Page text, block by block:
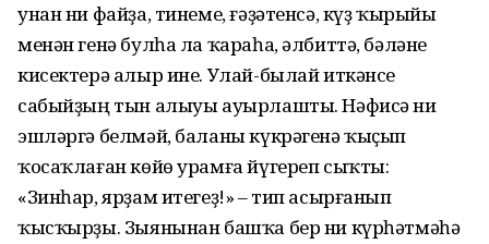
унан ни файҙа, тинеме, ғәҙәтенсә, күҙ ҡырыйы
менән генә булһа ла ҡараһа, әлбиттә, бәләне
кисектерә алыр ине. Улай-былай иткәнсе
сабыйҙың тын алыуы ауырлашты. Нәфисә ни
эшләргә белмәй, баланы күкрәгенә ҡыҫып
ҡосаҡлаған көйө урамға йүгереп сыҡты:
«Зинһар, ярҙам итегеҙ!» – тип асырғанып
ҡысҡырҙы. Зыянынан башҡа бер ни күрһәтмәһә